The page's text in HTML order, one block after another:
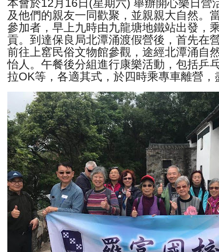
本會於12月16日(星期六) 舉辦開心樂日營
及他們的親友一同歡聚，並親親大自然。
參加者，早上九時由九龍塘地鐵站出發，
貢。到達保良局北潭涌渡假營後，首先在
前往上窰民俗文物館參觀，途經北潭涌自
怡人。午餐後分組進行康樂活動，包括乒
拉OK等，各適其式，於四時乘專車離營，